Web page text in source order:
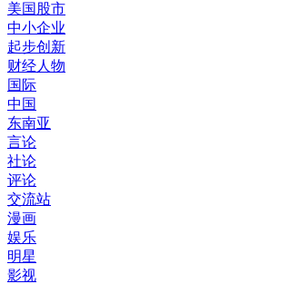
美国股市
中小企业
起步创新
财经人物
国际
中国
东南亚
言论
社论
评论
交流站
漫画
娱乐
明星
影视